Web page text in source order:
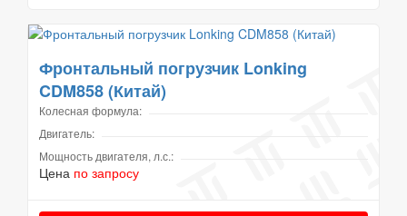
Фронтальный погрузчик Lonking
CDM858 (Китай)
Колесная формула:
Двигатель:
Мощность двигателя, л.с.:
Цена по запросу